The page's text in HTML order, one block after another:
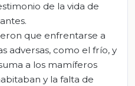
de la vida de
que enfrentarse a
adversas, como el frío, y
a los mamíferos
y la falta de